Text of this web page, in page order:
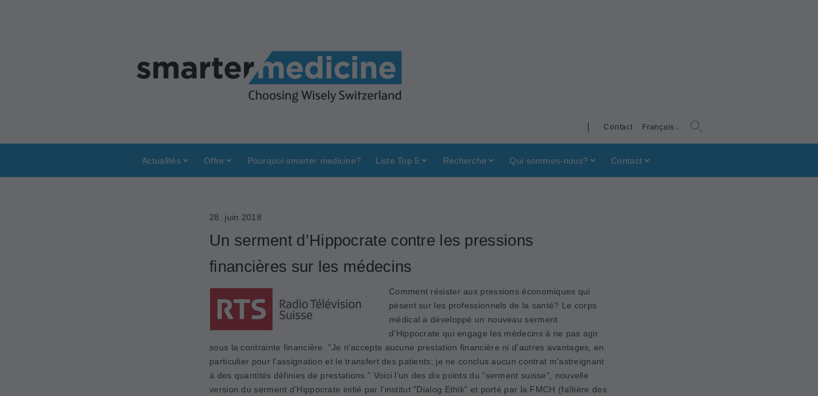
Français
Contact
Actualités Offre Pourquoi smarter medicine? Liste Top 5 Recherche Qui sommes-nous? Contact
28. juin 2018
Un serment d’Hippocrate contre les pressions
financières sur les médecins
Comment résister aux pressions économiques qui
pèsent sur les professionnels de la santé? Le corps
médical a développé un nouveau serment
d'Hippocrate qui engage les médecins à ne pas agir
sous la contrainte financière. "Je n'accepte aucune prestation financière ni d'autres avantages, en
particulier pour l'assignation et le transfert des patients; je ne conclus aucun contrat m'astreignant
à des quantités définies de prestations." Voici l’un des dix points du "serment suisse", nouvelle
version du serment d’Hippocrate initié par l’institut "Dialog Ethik" et porté par la FMCH (faîtière des